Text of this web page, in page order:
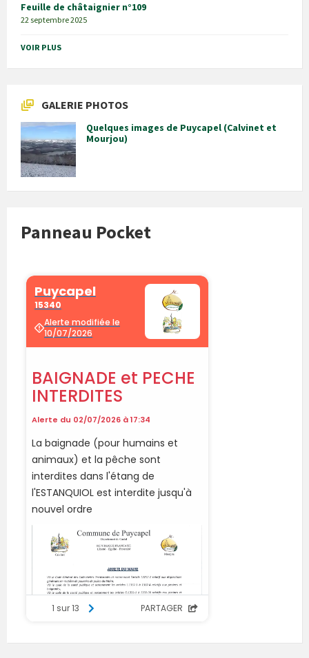
Feuille de châtaignier n°109
22 septembre 2025
VOIR PLUS
GALERIE PHOTOS
Quelques images de Puycapel (Calvinet et
Mourjou)
Panneau Pocket